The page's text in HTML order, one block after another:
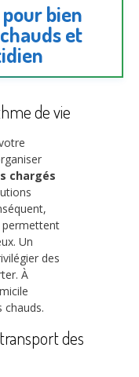
bien
et
de vie
chargés
permettent
Un
des
À
chauds.
des